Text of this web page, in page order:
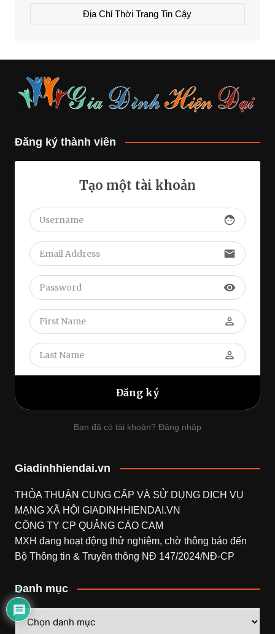
Địa Chỉ Thời Trang Tin Cậy
Đăng ký thành viên
Tạo một tài khoản
face
email
visibility
perm_identity
perm_identity
Bạn đã có tài khoản? Đăng nhập
Giadinhhiendai.vn
THỎA THUẬN CUNG CẤP VÀ SỬ DỤNG DỊCH VỤ
MẠNG XÃ HỘI GIADINHHIENDAI.VN
CÔNG TY CP QUẢNG CÁO CAM
MXH đang hoạt động thử nghiệm, chờ thông báo đến
Bộ Thông tin & Truyền thông NĐ 147/2024/NĐ-CP
Danh mục
Danh
mục
1